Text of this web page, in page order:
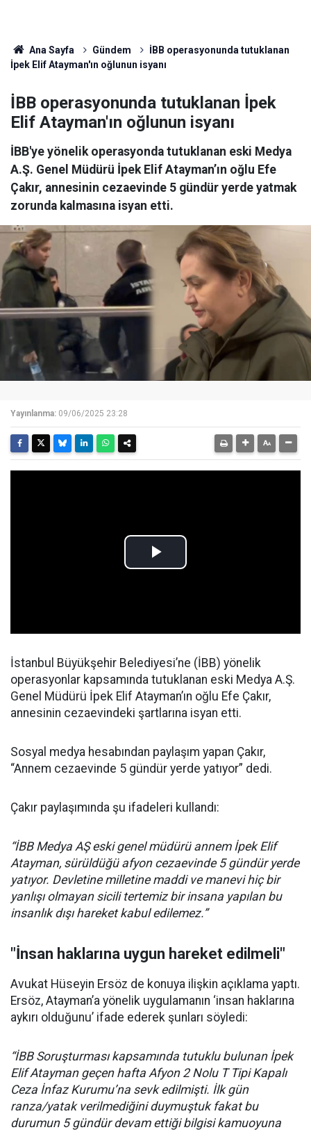
Ana Sayfa Gündem
İBB operasyonunda tutuklanan
İpek Elif Atayman'ın oğlunun isyanı
İBB operasyonunda tutuklanan İpek
Elif Atayman'ın oğlunun isyanı
İBB'ye yönelik operasyonda tutuklanan eski Medya
A.Ş. Genel Müdürü İpek Elif Atayman’ın oğlu Efe
Çakır, annesinin cezaevinde 5 gündür yerde yatmak
zorunda kalmasına isyan etti.
Yayınlanma: 09/06/2025 23:28
İstanbul Büyükşehir Belediyesi’ne (İBB) yönelik
operasyonlar kapsamında tutuklanan eski Medya A.Ş.
Genel Müdürü İpek Elif Atayman’ın oğlu Efe Çakır,
annesinin cezaevindeki şartlarına isyan etti.
Sosyal medya hesabından paylaşım yapan Çakır,
“Annem cezaevinde 5 gündür yerde yatıyor” dedi.
Çakır paylaşımında şu ifadeleri kullandı:
“İBB Medya AŞ eski genel müdürü annem İpek Elif
Atayman, sürüldüğü afyon cezaevinde 5 gündür yerde
yatıyor. Devletine milletine maddi ve manevi hiç bir
yanlışı olmayan sicili tertemiz bir insana yapılan bu
insanlık dışı hareket kabul edilemez.”
"İnsan haklarına uygun hareket edilmeli"
Avukat Hüseyin Ersöz de konuya ilişkin açıklama yaptı.
Ersöz, Atayman’a yönelik uygulamanın ‘insan haklarına
aykırı olduğunu’ ifade ederek şunları söyledi:
“İBB Soruşturması kapsamında tutuklu bulunan İpek
Elif Atayman geçen hafta Afyon 2 Nolu T Tipi Kapalı
Ceza İnfaz Kurumu’na sevk edilmişti. İlk gün
ranza/yatak verilmediğini duymuştuk fakat bu
durumun 5 gündür devam ettiği bilgisi kamuoyuna